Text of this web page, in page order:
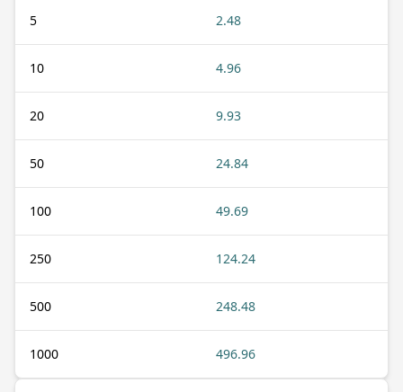
5 2.48
10 4.96
20 9.93
50 24.84
100 49.69
250 124.24
500 248.48
1000 496.96